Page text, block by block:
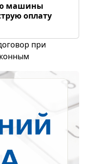
машины
оплату
при